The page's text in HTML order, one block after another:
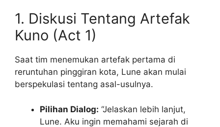
1. Diskusi Tentang Artefak
Kuno (Act 1)
Saat tim menemukan artefak pertama di
reruntuhan pinggiran kota, Lune akan mulai
berspekulasi tentang asal-usulnya.
Pilihan Dialog: “Jelaskan lebih lanjut,
Lune. Aku ingin memahami sejarah di